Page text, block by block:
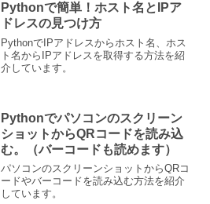
Pythonで簡単！ホスト名とIPア
ドレスの見つけ方
PythonでIPアドレスからホスト名、ホス
ト名からIPアドレスを取得する方法を紹
介しています。
Pythonでパソコンのスクリーン
ショットからQRコードを読み込
む。（バーコードも読めます）
パソコンのスクリーンショットからQRコ
ードやバーコードを読み込む方法を紹介
しています。